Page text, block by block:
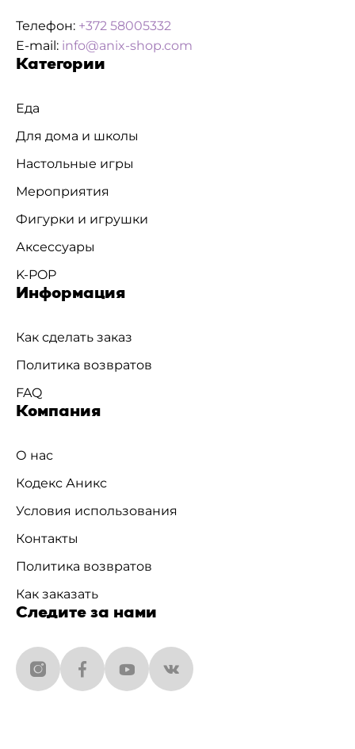
Телефон: +372 58005332
E-mail: info@anix-shop.com
Категории
Еда
Для дома и школы
Настольные игры
Мероприятия
Фигурки и игрушки
Аксессуары
K-POP
Информация
Как сделать заказ
Политика возвратов
FAQ
Компания
О нас
Кодекс Аникс
Условия использования
Контакты
Политика возвратов
Как заказать
Следите за нами